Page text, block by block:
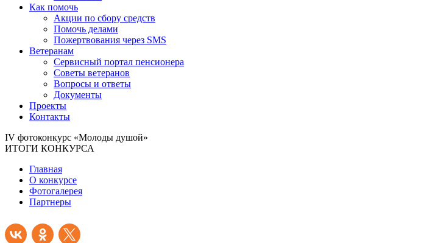
Как помочь
Акции по сбору средств
Помочь делами
Пожертвования через SMS
Ветеранам
Сервисный портал пенсионера
Советы ветеранов
Вопросы и ответы
Документы
Проекты
Контакты
IV фотоконкурс «Молоды душой»
ИТОГИ КОНКУРСА
Главная
О конкурсе
Фотогалерея
Партнеры